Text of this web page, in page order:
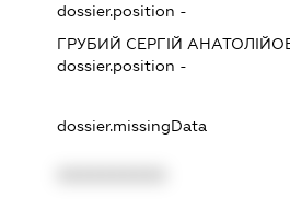
dossier.position -
ГРУБИЙ СЕРГІЙ
dossier.position -
dossier.missingData